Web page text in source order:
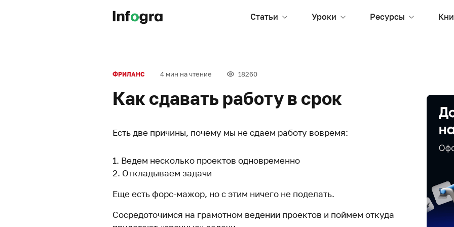
Статьи Уроки Ресурсы
ФРИЛАНС 4 мин на чтение 18260
Как сдавать работу в срок
Есть две причины, почему мы не сдаем работу вовремя:
Ведем несколько проектов одновременно
Откладываем задачи
Еще есть форс-мажор, но с этим ничего не поделать.
Сосредоточимся на грамотном ведении проектов и поймем откуда